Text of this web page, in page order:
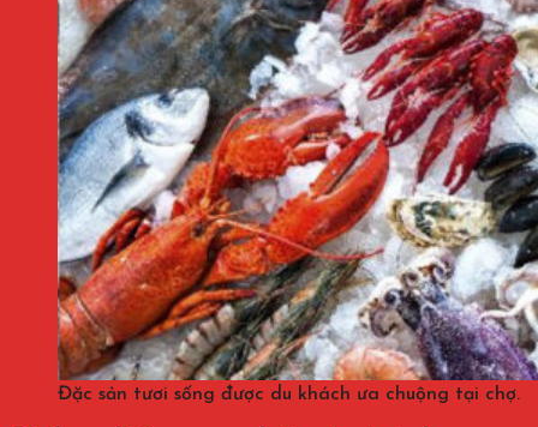
Đặc sản tươi sống được du khách ưa chuộng tại chợ.